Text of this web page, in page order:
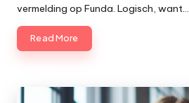
vermelding op Funda. Logisch, want…
Read More